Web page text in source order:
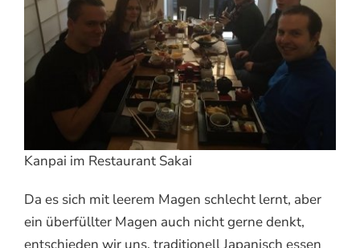
Kanpai im Restaurant Sakai
Da es sich mit leerem Magen schlecht lernt, aber
ein überfüllter Magen auch nicht gerne denkt,
entschieden wir uns, traditionell Japanisch essen